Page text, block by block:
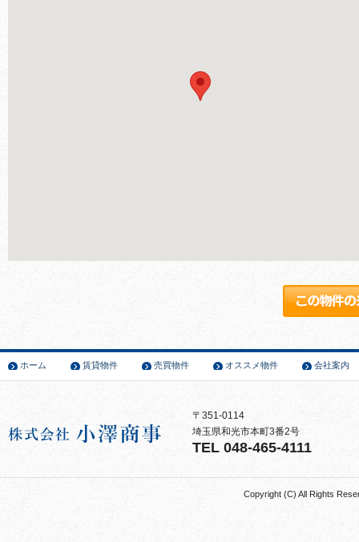
ホーム 賃貸物件 売買物件 オススメ物件 会社案内
〒351-0114
埼玉県和光市本町3番2号
TEL 048-465-4111
Copyright (C) All Rights